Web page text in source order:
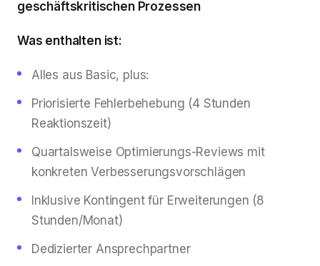
geschäftskritischen Prozessen
Was enthalten ist:
Alles aus Basic, plus:
Priorisierte Fehlerbehebung (4 Stunden
Reaktionszeit)
Quartalsweise Optimierungs-Reviews mit
konkreten Verbesserungsvorschlägen
Inklusive Kontingent für Erweiterungen (8
Stunden/Monat)
Dedizierter Ansprechpartner